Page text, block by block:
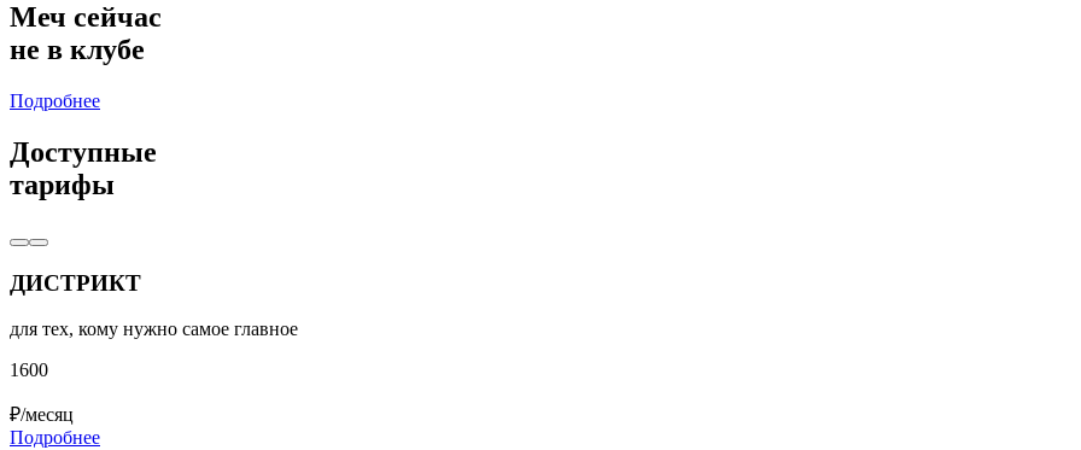
Меч сейчас
не в клубе
Подробнее
Доступные
тарифы
ДИСТРИКТ
для тех, кому нужно самое главное
1600
₽/месяц
Подробнее